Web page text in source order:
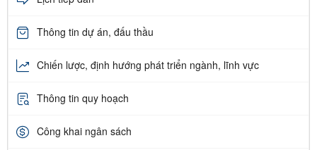
Thông tin dự án, đấu thầu
Chiến lược, định hướng phát triển ngành, lĩnh vực
Thông tin quy hoạch
Công khai ngân sách